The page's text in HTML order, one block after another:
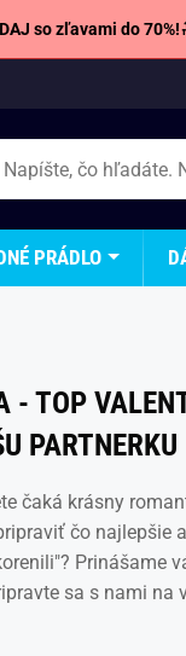
so zľavami do
PRÁDLO
- TOP
PARTNERKU
čaká krásny
čo najlepšie
Prinášame
sa s nami na